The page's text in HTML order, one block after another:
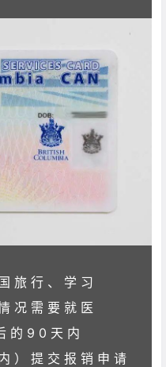
旅行、学习
况需要就医
的90天内
）提交报销申请